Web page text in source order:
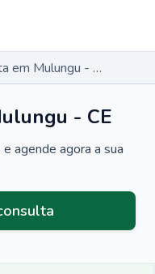
Ortopedista em Mulungu - CE
- CE
agende agora a sua